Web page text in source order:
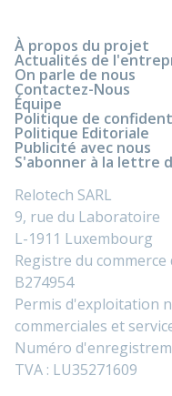
À propos du projet
Actualités de
On parle de nous
Contactez-Nous
Équipe
Politique de
Politique Editoriale
Publicité avec nous
S'abonner à la lettre
Relotech SARL
9, rue du Laboratoire
L-1911 Luxembourg
Registre du
B274954
Permis d'exploitation
commerciales et
Numéro
TVA : LU35271609